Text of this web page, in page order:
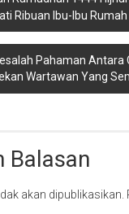
Ribuan Ibu-Ibu
Pahaman Antara
Wartawan Yang
Balasan
akan dipublikasikan.